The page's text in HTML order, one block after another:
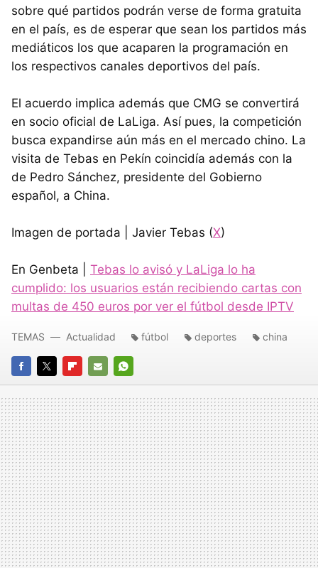
sobre qué partidos podrán verse de forma gratuita
en el país, es de esperar que sean los partidos más
mediáticos los que acaparen la programación en
los respectivos canales deportivos del país.
El acuerdo implica además que CMG se convertirá
en socio oficial de LaLiga. Así pues, la competición
busca expandirse aún más en el mercado chino. La
visita de Tebas en Pekín coincidía además con la
de Pedro Sánchez, presidente del Gobierno
español, a China.
Imagen de portada | Javier Tebas (X)
En Genbeta | Tebas lo avisó y LaLiga lo ha
cumplido: los usuarios están recibiendo cartas con
multas de 450 euros por ver el fútbol desde IPTV
FACEBOOK
TWITTERFLIPBOARD
E-
MAIL
WHATSAPP
TEMAS Actualidad fútbol deportes china